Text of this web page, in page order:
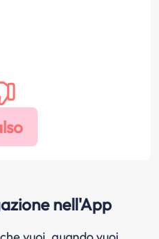
nell'App